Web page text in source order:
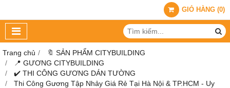
GIỎ HÀNG (0)
Trang chủ
🔖 SẢN PHẨM CITYBUILDING
📍 GƯƠNG CITYBUILDING
✔️ THI CÔNG GƯƠNG DÁN TƯỜNG
Thi Công Gương Tập Nhảy Giá Rẻ Tại Hà Nội & TP.HCM - Uy